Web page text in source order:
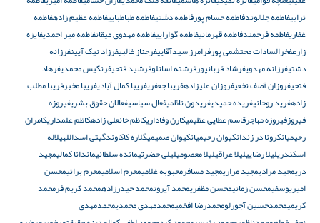
ترابیفاطمه جلالوندفاطمه حسام پورفاطمه دشتیفاطمه طباطباییفاطمه عظیم زادهفاطمه
غفاریفاطمه فرحمندفاطمه قهرمانیفاطمه گواراییفاطمه مهدوی میقانفاطمه میر احمدیفایزه
زارعفخرالسادات محتشمی پورفرامرز سیدآقاییفرحناز غالبیفرزاد نیک آیینفرزانه
دشتیفرزانه مهدویفرشاد قربانپورفرشته اسانلوفرشید فتحیفرنگیس محمدیفرهاد
فتحیفروزان آصف نخعیفروزان علیزادهفریبا جعفریفریبا کمال آبادیفریبا مخبرفریبا مطلب
زادهفرید روحانیفریده حمیدیفریدون ناظمیفعال سیاسیفعالان حقوق بشریفیروزه
فیروزفیروزه مهاجرقاسم عطایی عظیمیکارن وفاداریکاظم خانعلی زادهکاظم علمداریکامران
رحیمیانکرونا در زندانکیوان رحیمیانکیوان صمیمیگلاره کاکاوندگیتی اسداللهیلاله
اسکندریلیلا رضاییلیلا عراقیلیلا معصومیلیلی حضرتیمائده سلطانیماندانا کمالیمجید
دریمجید مرادیمجید مراریمجید مسافرمحبوبه غلامیمحرم اسلامیمحرم براتیمحسن
امیریوسفیمحسن زمانیمحسن مظفریمحمد آیرونمحمد حیدرزادهمحمد کریم فرمحمد
کریمیمحمدحسین آجورلومحمدرضا افخمیمحمدمهدی محمدیمحمدمهدی